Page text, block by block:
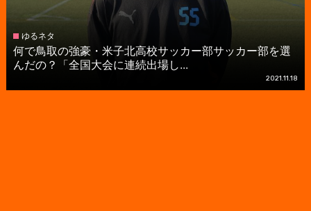
ゆるネタ
何で鳥取の強豪・米子北高校サッカー部サッカー部を選
んだの？「全国大会に連続出場し...
2021.11.18